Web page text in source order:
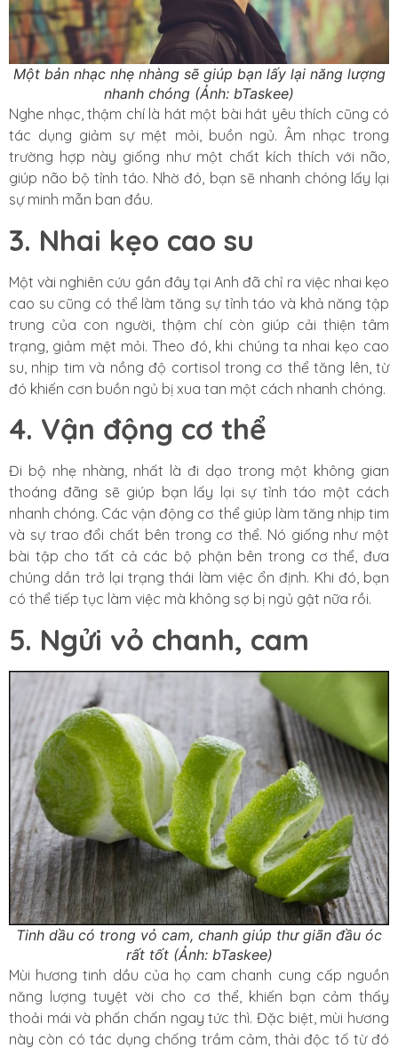
Một bản nhạc nhẹ nhàng sẽ giúp bạn lấy lại năng lượng
nhanh chóng (Ảnh: bTaskee)
Nghe nhạc, thậm chí là hát một bài hát yêu thích cũng có
tác dụng giảm sự mệt mỏi, buồn ngủ. Âm nhạc trong
trường hợp này giống như một chất kích thích với não,
giúp não bộ tỉnh táo. Nhờ đó, bạn sẽ nhanh chóng lấy lại
sự minh mẫn ban đầu.
3. Nhai kẹo cao su
Một vài nghiên cứu gần đây tại Anh đã chỉ ra việc nhai kẹo
cao su cũng có thể làm tăng sự tỉnh táo và khả năng tập
trung của con người, thậm chí còn giúp cải thiện tâm
trạng, giảm mệt mỏi. Theo đó, khi chúng ta nhai kẹo cao
su, nhịp tim và nồng độ cortisol trong cơ thể tăng lên, từ
đó khiến cơn buồn ngủ bị xua tan một cách nhanh chóng.
4. Vận động cơ thể
Đi bộ nhẹ nhàng, nhất là đi dạo trong một không gian
thoáng đãng sẽ giúp bạn lấy lại sự tỉnh táo một cách
nhanh chóng. Các vận động cơ thể giúp làm tăng nhịp tim
và sự trao đổi chất bên trong cơ thể. Nó giống như một
bài tập cho tất cả các bộ phận bên trong cơ thể, đưa
chúng dần trở lại trạng thái làm việc ổn định. Khi đó, bạn
có thể tiếp tục làm việc mà không sợ bị ngủ gật nữa rồi.
5. Ngửi vỏ chanh, cam
Tinh dầu có trong vỏ cam, chanh giúp thư giãn đầu óc
rất tốt (Ảnh: bTaskee)
Mùi hương tinh dầu của họ cam chanh cung cấp nguồn
năng lượng tuyệt vời cho cơ thể, khiến bạn cảm thấy
thoải mái và phấn chấn ngay tức thì. Đặc biệt, mùi hương
này còn có tác dụng chống trầm cảm, thải độc tố từ đó